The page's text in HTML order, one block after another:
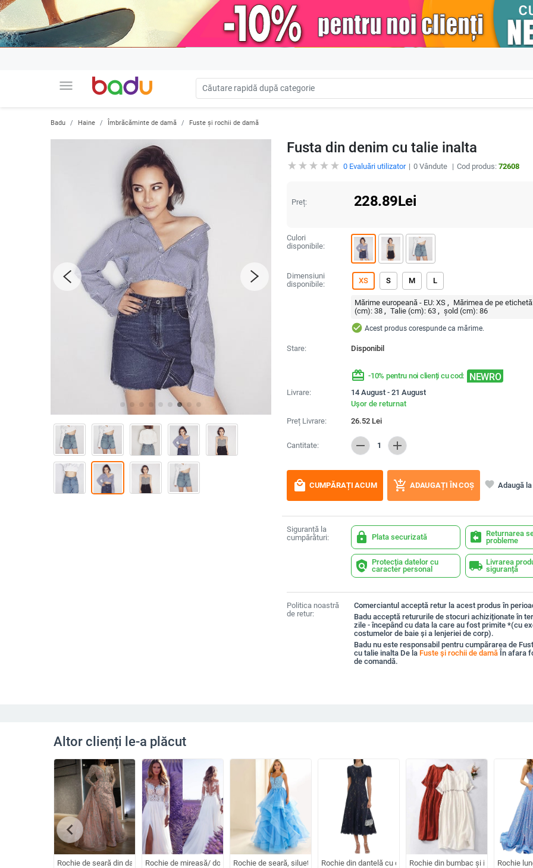
menu
Badu Haine Îmbrăcăminte de damă Fuste și rochii de damă
Fusta din denim cu talie inalta
0Evaluări utilizator 0Vândute Cod produs: 72608
Preț: 228.89Lei
Culori
disponibile:
Dimensiuni
disponibile:
XS S M L
Mărime europeană - EU: XS Mărimea de pe
(cm): 38 Talie (cm): 63 șold (cm): 86
check_circle Acest produs corespunde ca mărime.
Stare: Disponibil
redeem -10% pentru noi clienți cu cod: NEWRO
Livrare:
14 August - 21 August
Ușor de returnat
Preț Livrare:
26.52Lei
Cantitate: remove 1 add
local_mall CUMPĂRAȚI ACUM add_shopping_cart ADAUGAȚI ÎN COȘ favorite Adaugă
Siguranță la
cumpărături:
lock Plata securizată assignment_return Returnarea
probleme
policy Protecția datelor cu
caracter personal
local_shipping Livrarea
siguranță
Politica noastră
de retur:
Comerciantul acceptă retur la acest produs în
Badu acceptă retururile de stocuri achiziționate în
zile - începând cu data la care au fost primite *(cu
costumelor de baie și a lenjeriei de corp).
Badu nu este responsabil pentru cumpărarea de
cu talie inalta De la Fuste și rochii de damăÎn afara
de comandă.
Altor clienți le-a plăcut
Rochie de seară din dantelă cu decolteu în V, mâneci lungi, talie înaltă, croială prințesă, tren lung
Rochie de mireasă/ domnișoară de onoare din dantelă, mâneci lungi, decolteu adânc în V, despicare, tren mic, 95%
Rochie de seară, siluetă în formă de A, bretele subțiri tip spaghetti, fără mâneci, fustă
Rochie din dantelă cu decolteu decorat cu diamante, croială
Rochie din bumbac și in, cu model
Rochie
chevron_left